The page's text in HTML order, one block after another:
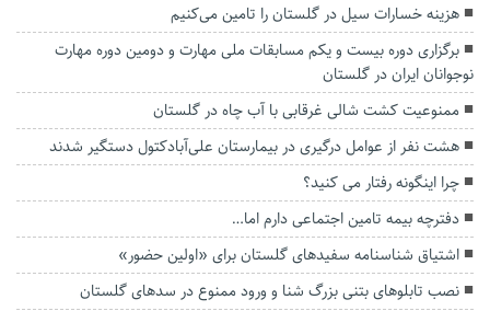
هزینه خسارات سیل در گلستان را تامین می‌کنیم
برگزاری دوره بیست و یکم مسابقات ملی مهارت و دومین دوره مهارت
نوجوانان ایران در گلستان
ممنوعیت کشت شالی غرقابی با آب چاه در گلستان
هشت نفر از عوامل درگیری در بیمارستان علی‌آبادکتول دستگیر شدند
چرا اینگونه رفتار می کنید؟
دفترچه بیمه تامین اجتماعی دارم اما…
اشتیاق شناسنامه سفیدهای گلستان برای «اولین حضور»
نصب تابلو‌های بتنی بزرگ شنا و ورود ممنوع در سد‌های گلستان